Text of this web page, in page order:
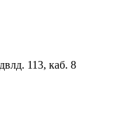
113, каб. 8